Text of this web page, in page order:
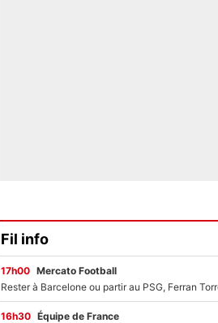
Fil info
17h00 Mercato Football
16h30 Équipe de France